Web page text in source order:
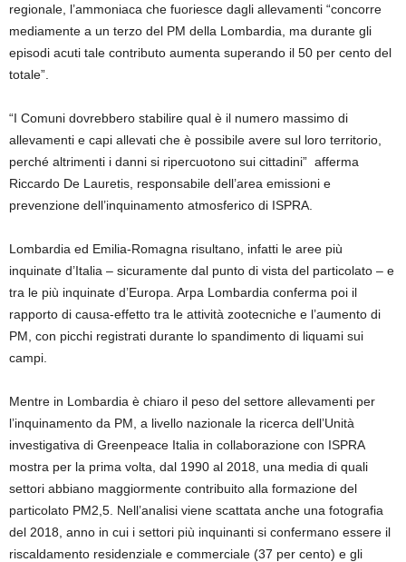
regionale, l’ammoniaca che fuoriesce dagli allevamenti “concorre
mediamente a un terzo del PM della Lombardia, ma durante gli
episodi acuti tale contributo aumenta superando il 50 per cento del
totale”.
“I Comuni dovrebbero stabilire qual è il numero massimo di
allevamenti e capi allevati che è possibile avere sul loro territorio,
perché altrimenti i danni si ripercuotono sui cittadini” afferma
Riccardo De Lauretis, responsabile dell’area emissioni e
prevenzione dell’inquinamento atmosferico di ISPRA.
Lombardia ed Emilia-Romagna risultano, infatti le aree più
inquinate d’Italia – sicuramente dal punto di vista del particolato – e
tra le più inquinate d’Europa. Arpa Lombardia conferma poi il
rapporto di causa-effetto tra le attività zootecniche e l’aumento di
PM, con picchi registrati durante lo spandimento di liquami sui
campi.
Mentre in Lombardia è chiaro il peso del settore allevamenti per
l’inquinamento da PM, a livello nazionale la ricerca dell’Unità
investigativa di Greenpeace Italia in collaborazione con ISPRA
mostra per la prima volta, dal 1990 al 2018, una media di quali
settori abbiano maggiormente contribuito alla formazione del
particolato PM2,5. Nell’analisi viene scattata anche una fotografia
del 2018, anno in cui i settori più inquinanti si confermano essere il
riscaldamento residenziale e commerciale (37 per cento) e gli